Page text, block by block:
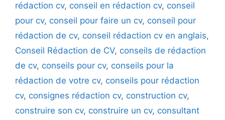
rédaction cv, conseil en rédaction cv, conseil
pour cv, conseil pour faire un cv, conseil pour
rédaction de cv, conseil rédaction cv en anglais,
Conseil Rédaction de CV, conseils de rédaction
de cv, conseils pour cv, conseils pour la
rédaction de votre cv, conseils pour rédaction
cv, consignes rédaction cv, construction cv,
construire son cv, construire un cv, consultant